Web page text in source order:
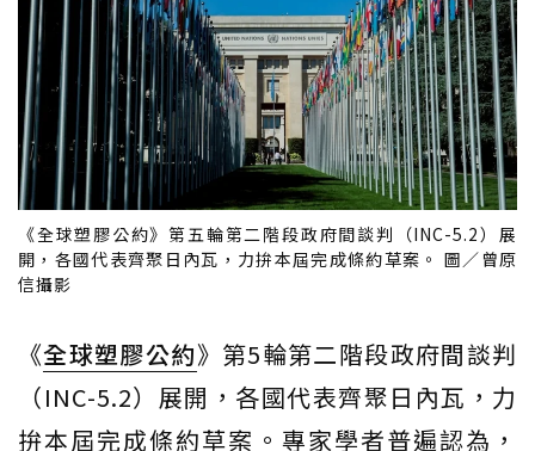
《全球塑膠公約》第五輪第二階段政府間談判（INC-5.2）展
開，各國代表齊聚日內瓦，力拚本屆完成條約草案。 圖／曾原
信攝影
《全球塑膠公約》第5輪第二階段政府間談判
（INC-5.2）展開，各國代表齊聚日內瓦，力
拚本屆完成條約草案。專家學者普遍認為，